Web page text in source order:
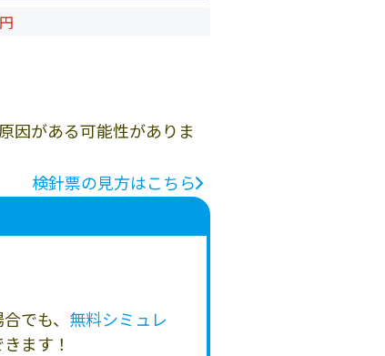
因がある可能性がありま
検針票の見方はこちら
でも、 無料シミュレ
ます！